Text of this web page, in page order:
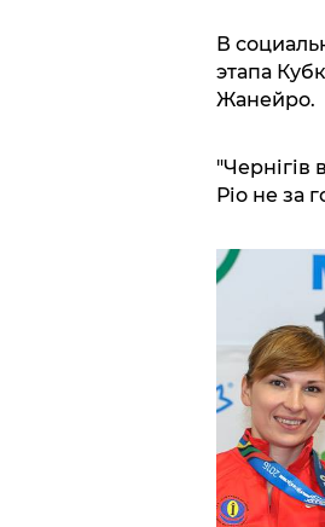
В
этапа
Жанейро.
"Чернігів
Ріо не за